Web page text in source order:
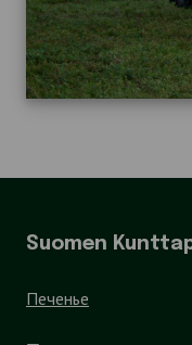
Suomen
Печенье